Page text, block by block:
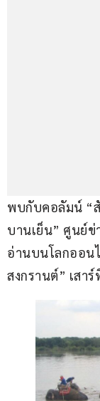
พบกับคอลัมน์ “
บานเย็น” ศูนย์ข่
อ่านบนโลกออน
สงกรานต์” เสา